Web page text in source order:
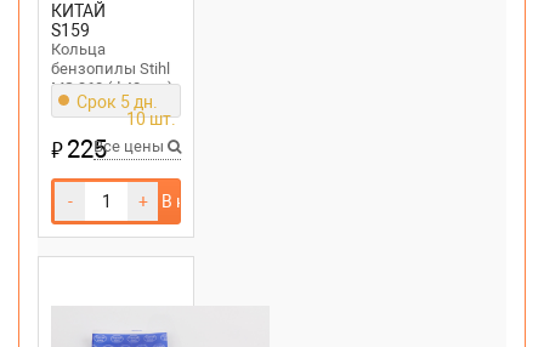
КИТАЙ
S159
Кольца
бензопилы Stihl
MS 360 (d 48mm)
Срок 5 дн.
10 шт.
₽225Все цены
- + В корзину